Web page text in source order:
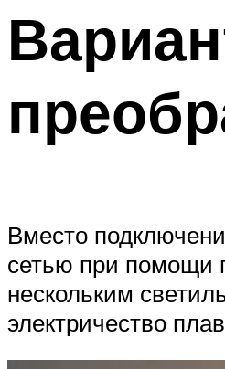
Вместо
сетью при помощи
нескольким
электричество